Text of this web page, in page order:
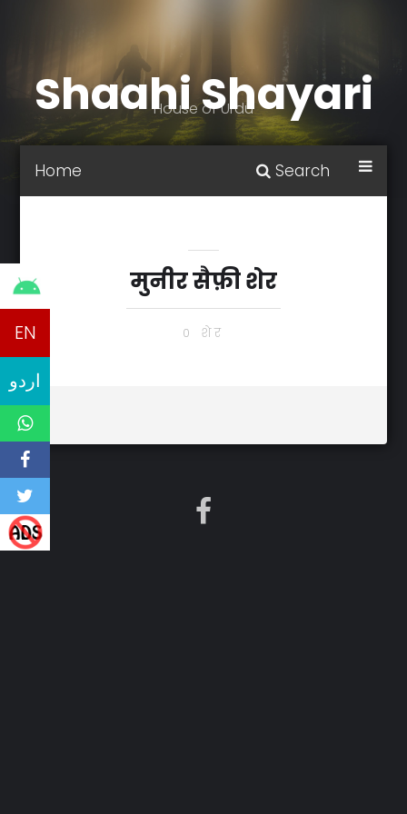
EN
اردو
Shaahi Shayari
House of Urdu
Home Search
मुनीर सैफ़ी शेर
0 शेर